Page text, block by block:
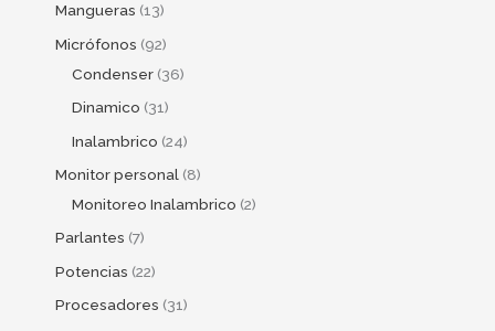
Mangueras 13
Micrófonos 92
Condenser 36
Dinamico 31
Inalambrico 24
Monitor personal 8
Monitoreo Inalambrico 2
Parlantes 7
Potencias 22
Procesadores 31